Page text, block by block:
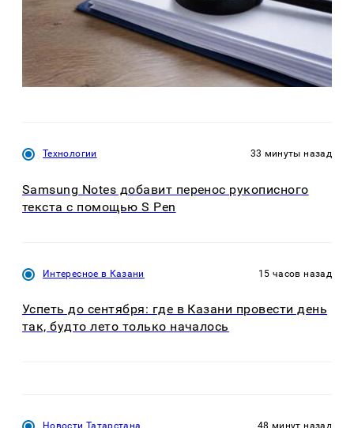
Технологии 33 минуты назад
Samsung Notes добавит перенос рукописного
текста с помощью S Pen
Интересное в Казани 15 часов назад
Успеть до сентября: где в Казани провести день
так, будто лето только началось